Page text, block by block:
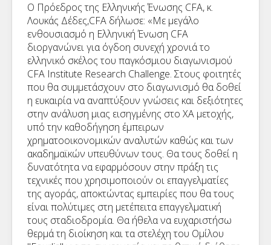
Ο Πρόεδρος της Ελληνικής Ένωσης CFA, κ.
Λουκάς Δέδες,CFA δήλωσε: «Με μεγάλο
ενθουσιασμό η Ελληνική Ένωση CFA
διοργανώνει για όγδοη συνεχή χρονιά το
ελληνικό σκέλος του παγκόσμιου διαγωνισμού
CFA Institute Research Challenge. Στους φοιτητές
που θα συμμετάσχουν στο διαγωνισμό θα δοθεί
η ευκαιρία να αναπτύξουν γνώσεις και δεξιότητες
στην ανάλυση μιας εισηγμένης στο ΧΑ μετοχής,
υπό την καθοδήγηση έμπειρων
χρηματοοικονομικών αναλυτών καθώς και των
ακαδημαϊκών υπευθύνων τους. Θα τους δοθεί η
δυνατότητα να εφαρμόσουν στην πράξη τις
τεχνικές που χρησιμοποιούν οι επαγγελματίες
της αγοράς, αποκτώντας εμπειρίες που θα τους
είναι πολύτιμες στη μετέπειτα επαγγελματική
τους σταδιοδρομία. Θα ήθελα να ευχαριστήσω
θερμά τη διοίκηση και τα στελέχη του Ομίλου